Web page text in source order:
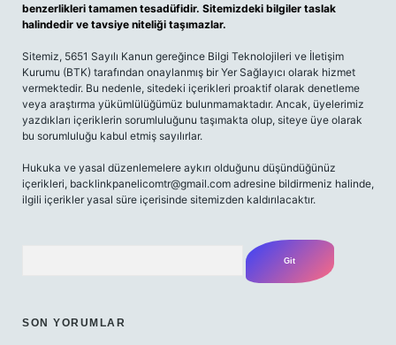
benzerlikleri tamamen tesadüfidir. Sitemizdeki bilgiler taslak
halindedir ve tavsiye niteliği taşımazlar.
Sitemiz, 5651 Sayılı Kanun gereğince Bilgi Teknolojileri ve İletişim
Kurumu (BTK) tarafından onaylanmış bir Yer Sağlayıcı olarak hizmet
vermektedir. Bu nedenle, sitedeki içerikleri proaktif olarak denetleme
veya araştırma yükümlülüğümüz bulunmamaktadır. Ancak, üyelerimiz
yazdıkları içeriklerin sorumluluğunu taşımakta olup, siteye üye olarak
bu sorumluluğu kabul etmiş sayılırlar.
Hukuka ve yasal düzenlemelere aykırı olduğunu düşündüğünüz
içerikleri, backlinkpanelicomtr@gmail.com adresine bildirmeniz halinde,
ilgili içerikler yasal süre içerisinde sitemizden kaldırılacaktır.
SON YORUMLAR